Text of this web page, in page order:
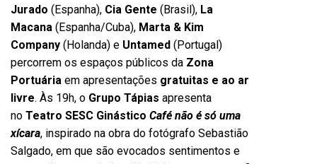
Jurado (Espanha), Cia Gente (Brasil), La
Macana (Espanha/Cuba), Marta & Kim
Company (Holanda) e Untamed (Portugal)
percorrem os espaços públicos da Zona
Portuária em apresentações gratuitas e ao ar
livre. Às 19h, o Grupo Tápias apresenta
no Teatro SESC Ginástico Café não é só uma
xícara, inspirado na obra do fotógrafo Sebastião
Salgado, em que são evocados sentimentos e